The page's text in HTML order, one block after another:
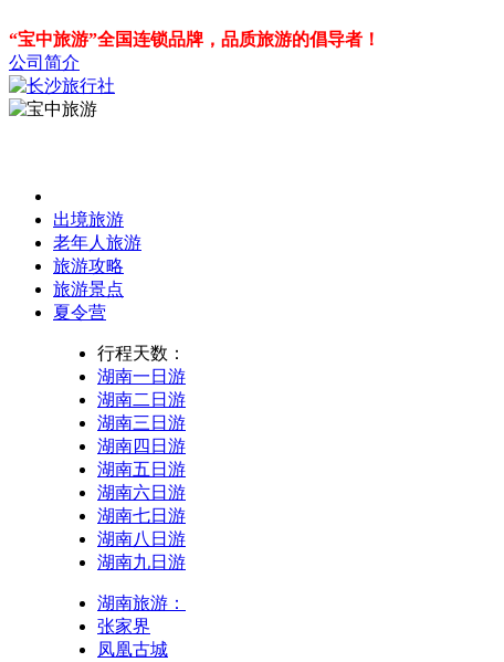
“宝中旅游”全国连锁品牌，品质旅游的倡导者！
公司简介
出境旅游
老年人旅游
旅游攻略
旅游景点
夏令营
行程天数：
湖南一日游
湖南二日游
湖南三日游
湖南四日游
湖南五日游
湖南六日游
湖南七日游
湖南八日游
湖南九日游
湖南旅游：
张家界
凤凰古城